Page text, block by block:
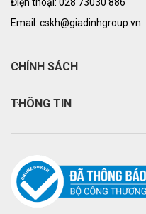
Email: cskh@giadinhgroup.vn
CHÍNH SÁCH
THÔNG TIN